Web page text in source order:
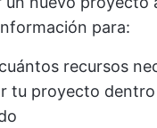
para:
recursos
tu proyecto dentro